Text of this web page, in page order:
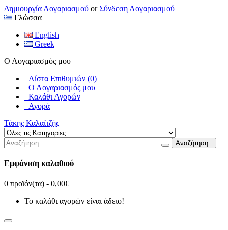
Δημιουργία Λογαριασμού orΣύνδεση Λογαριασμού
Γλώσσα
English
Greek
Ο Λογαριασμός μου
Λίστα Επιθυμιών (0)
Ο Λογαριασμός μου
Καλάθι Αγορών
Αγορά
Τάκης Καλαϊτζής
Αναζήτηση..
Εμφάνιση καλαθιού
0 προϊόν(τα) - 0,00€
Το καλάθι αγορών είναι άδειο!